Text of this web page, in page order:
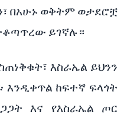
በአሁኑ ወቅትም ወታደሮቿ
ይገኛሉ።
እስራኤል ይህንን
እንዲቀጥል ከፍተኛ ፍላጎት
እና የእስራኤል ጦር